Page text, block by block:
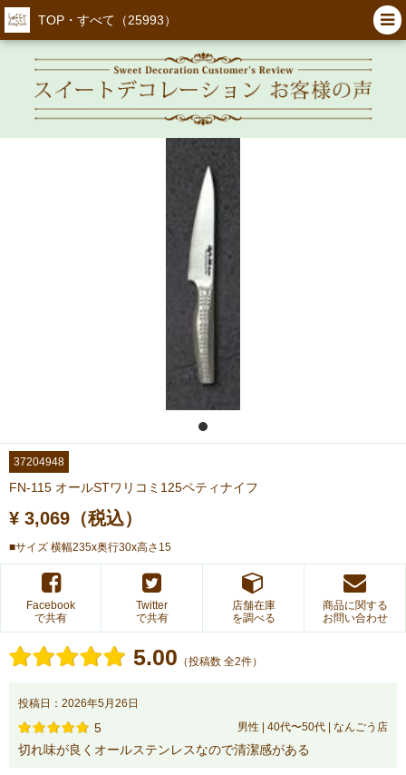
TOP・すべて（25993）
37204948
FN-115 オールSTワリコミ125ペティナイフ
¥ 3,069（税込）
■サイズ 横幅235x奥行30x高さ15
Facebook
で共有
Twitter
で共有
店舗在庫
を調べる
商品に関する
お問い合わせ
5.00 （投稿数 全2件）
投稿日：2026年5月26日
5 男性 | 40代〜50代 | なんごう店
切れ味が良くオールステンレスなので清潔感がある